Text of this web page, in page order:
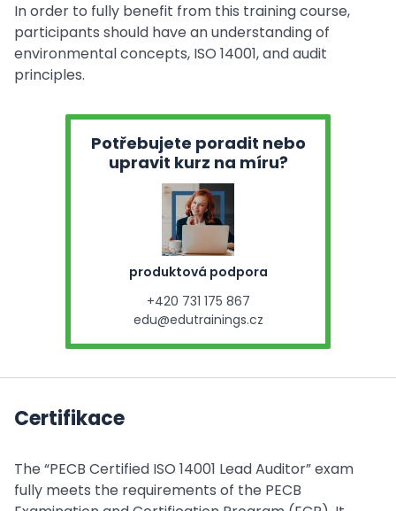
In order to fully benefit from this training course,
participants should have an understanding of
environmental concepts, ISO 14001, and audit
principles.
Potřebujete poradit nebo
upravit kurz na míru?
produktová podpora
+420 731 175 867
edu@edutrainings.cz
Certifikace
The “PECB Certified ISO 14001 Lead Auditor” exam
fully meets the requirements of the PECB